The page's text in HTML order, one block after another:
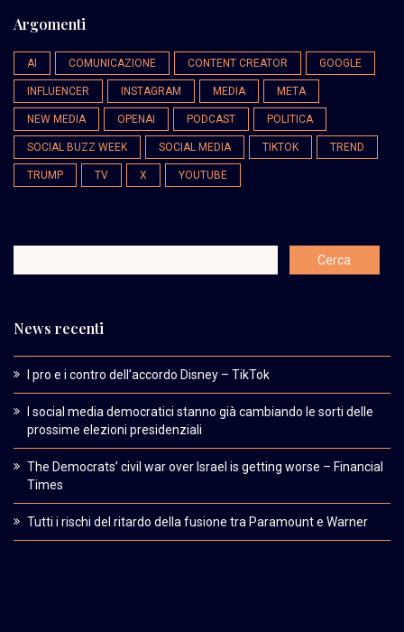
Argomenti
AI COMUNICAZIONE CONTENT CREATOR GOOGLE
INFLUENCER INSTAGRAM MEDIA META
NEW MEDIA OPENAI PODCAST POLITICA
SOCIAL BUZZ WEEK SOCIAL MEDIA TIKTOK TREND
TRUMP TV X YOUTUBE
News recenti
I pro e i contro dell’accordo Disney – TikTok
I social media democratici stanno già cambiando le sorti delle
prossime elezioni presidenziali
The Democrats’ civil war over Israel is getting worse – Financial
Times
Tutti i rischi del ritardo della fusione tra Paramount e Warner